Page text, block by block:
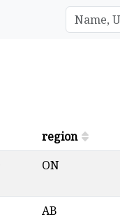
region
ON
AB